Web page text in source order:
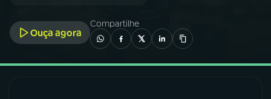
A RÁDIO
03PROGRAMAÇÃO
Ouça agora
Compartilhe